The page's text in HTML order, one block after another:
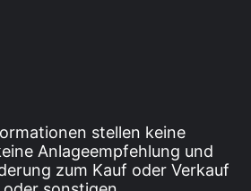
stellen keine
Anlageempfehlung und
zum Kauf oder Verkauf